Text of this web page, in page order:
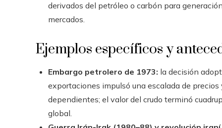
derivados del petróleo o carbón para
mercados.
Ejemplos específicos y
Embargo petrolero de 1973: la decisión
exportaciones impulsó una escalada de
dependientes; el valor del crudo terminó
global.